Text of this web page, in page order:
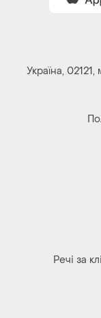
Україна,
Речі за